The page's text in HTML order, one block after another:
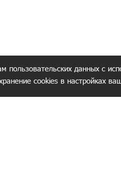
пользовательских данных с
cookies в настройках